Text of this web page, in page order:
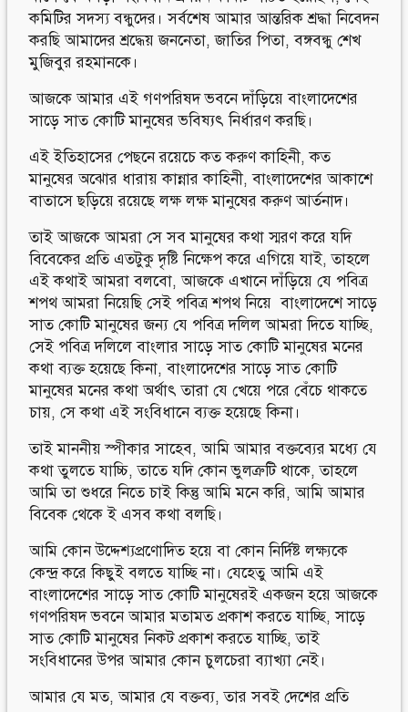
কমিটির সদস্য বন্ধুদের। সর্বশেষ আমার আন্তরিক শ্রদ্ধা নিবেদন
করছি আমাদের শ্রদ্ধেয় জননেতা, জাতির পিতা, বঙ্গবন্ধু শেখ
মুজিবুর রহমানকে।
আজকে আমার এই গণপরিষদ ভবনে দাঁড়িয়ে বাংলাদেশের
সাড়ে সাত কোটি মানুষের ভবিষ্যৎ নির্ধারণ করছি।
এই ইতিহাসের পেছনে রয়েচে কত করুণ কাহিনী, কত
মানুষের অঝোর ধারায় কান্নার কাহিনী, বাংলাদেশের আকাশে
বাতাসে ছড়িয়ে রয়েছে লক্ষ লক্ষ মানুষের করুণ আর্তনাদ।
তাই আজকে আমরা সে সব মানুষের কথা স্মরণ করে যদি
বিবেকের প্রতি এতটুকু দৃষ্টি নিক্ষেপ করে এগিয়ে যাই, তাহলে
এই কথাই আমরা বলবো, আজকে এখানে দাঁড়িয়ে যে পবিত্র
শপথ আমরা নিয়েছি সেই পবিত্র শপথ নিয়ে বাংলাদেশে সাড়ে
সাত কোটি মানুষের জন্য যে পবিত্র দলিল আমরা দিতে যাচ্ছি,
সেই পবিত্র দলিলে বাংলার সাড়ে সাত কোটি মানুষের মনের
কথা ব্যক্ত হয়েছে কিনা, বাংলাদেশের সাড়ে সাত কোটি
মানুষের মনের কথা অর্থাৎ তারা যে খেয়ে পরে বেঁচে থাকতে
চায়, সে কথা এই সংবিধানে ব্যক্ত হয়েছে কিনা।
তাই মাননীয় স্পীকার সাহেব, আমি আমার বক্তব্যের মধ্যে যে
কথা তুলতে যাচ্চি, তাতে যদি কোন ভুলত্রুটি থাকে, তাহলে
আমি তা শুধরে নিতে চাই কিন্তু আমি মনে করি, আমি আমার
বিবেক থেকে ই এসব কথা বলছি।
আমি কোন উদ্দেশ্যপ্রণোদিত হয়ে বা কোন নির্দিষ্ট লক্ষ্যকে
কেন্দ্র করে কিছুই বলতে যাচ্ছি না। যেহেতু আমি এই
বাংলাদেশের সাড়ে সাত কোটি মানুষেরই একজন হয়ে আজকে
গণপরিষদ ভবনে আমার মতামত প্রকাশ করতে যাচ্ছি, সাড়ে
সাত কোটি মানুষের নিকট প্রকাশ করতে যাচ্ছি, তাই
সংবিধানের উপর আমার কোন চুলচেরা ব্যাখ্যা নেই।
আমার যে মত, আমার যে বক্তব্য, তার সবই দেশের প্রতি